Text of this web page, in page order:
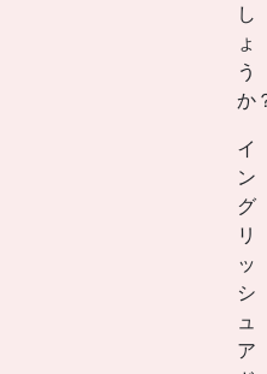
し
ょ
う
か
イ
ン
グ
リ
ッ
シ
ュ
ア